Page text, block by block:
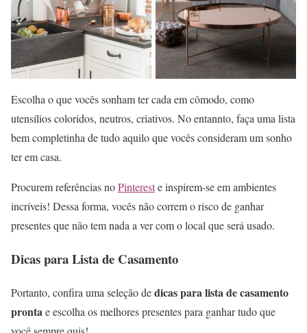
Escolha o que vocês sonham ter cada em cômodo, como
utensílios coloridos, neutros, criativos. No entannto, faça uma lista
bem completinha de tudo aquilo que vocês consideram um sonho
ter em casa.
Procurem referências noPintereste inspirem-se em ambientes
incríveis! Dessa forma, vocês não correm o risco de ganhar
presentes que não tem nada a ver com o local que será usado.
Dicas para Lista de Casamento
Portanto, confira uma seleção dedicas para lista de casamento
prontae escolha os melhores presentes para ganhar tudo que